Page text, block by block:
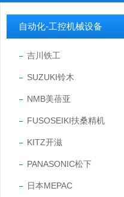
自动化-工控机械设备
吉川铁工
SUZUKI铃木
NMB美蓓亚
FUSOSEIKI扶桑精机
KITZ开滋
PANASONIC松下
日本MEPAC